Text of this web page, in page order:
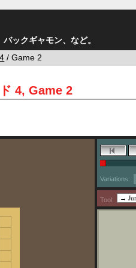
ックギャモン、など。
/ Game 2
4, Game 2
Variations:
Tool: